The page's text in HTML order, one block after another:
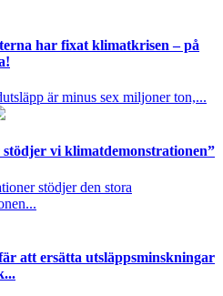
har fixat klimatkrisen – på
är minus sex miljoner ton,...
vi klimatdemonstrationen”
stödjer den stora
att ersätta utsläppsminskningar